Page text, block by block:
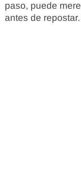
paso, puede
antes de repostar.